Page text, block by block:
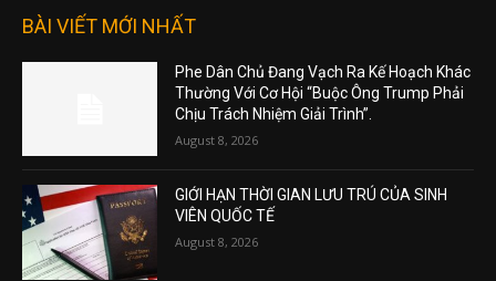
BÀI VIẾT MỚI NHẤT
Phe Dân Chủ Đang Vạch Ra Kế Hoạch Khác
Thường Với Cơ Hội “Buộc Ông Trump Phải
Chịu Trách Nhiệm Giải Trình”.
August 8, 2026
GIỚI HẠN THỜI GIAN LƯU TRÚ CỦA SINH
VIÊN QUỐC TẾ
August 8, 2026